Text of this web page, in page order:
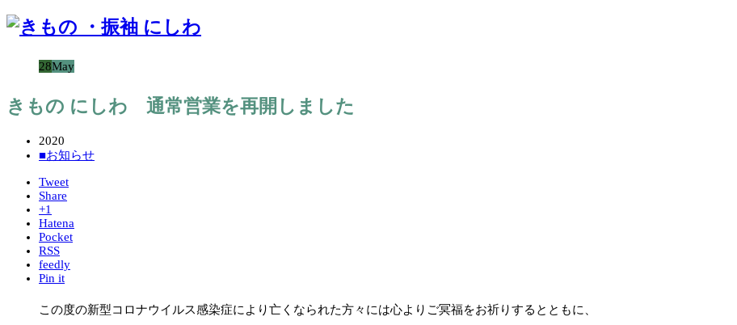
28May
きもの にしわ 通常営業を再開しました
2020
■お知らせ
Tweet
Share
+1
Hatena
Pocket
RSS
feedly
Pin it
この度の新型コロナウイルス感染症により亡くなられた方々には心よりご冥福をお祈りするとともに、